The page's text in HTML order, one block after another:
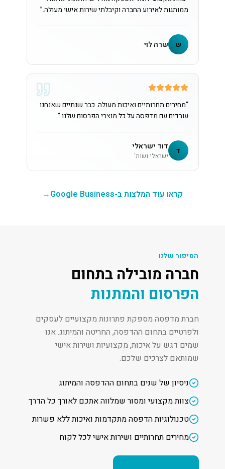
ממותגות לאירוע החברה וקיבלתי שירות אישי מעולה.”
ש שרה לוי
“מחירים תחרותיים ואיכות מעולה. כבר שנתיים שאנחנו
עובדים עם מדפסה על כל מוצרי הפרסום שלנו.”
ד דוד ישראלי
ישראלי ושות'
קראו עוד המלצות ב-Google Business →
הסיפור שלנו
חברה מובילה בתחום
הפרסום והמתנות
חברת מדפסה מספקת פתרונות מקצועיים לעסקים
ולפרטיים בתחום ההדפסה, החריטה והמיתוג. אנו
שמים דגש על איכות, מקצועיות ושירות אישי
שמותאם לצרכים שלכם.
ניסיון של שנים בתחום ההדפסה והמיתוג
צוות מקצועי ומסור שמלווה אתכם לאורך כל הדרך
טכנולוגיות הדפסה מתקדמות ואיכות ללא פשרות
מחירים תחרותיים ושירות אישי לכל לקוח